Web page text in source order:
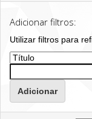
Adicionar filtros:
Utilizar filtros para